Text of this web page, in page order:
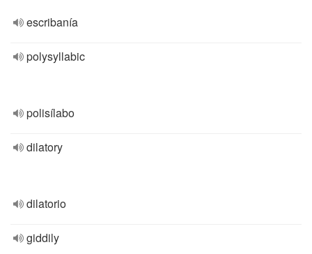
escribanía
polysyllabic
polisílabo
dilatory
dilatorio
giddily